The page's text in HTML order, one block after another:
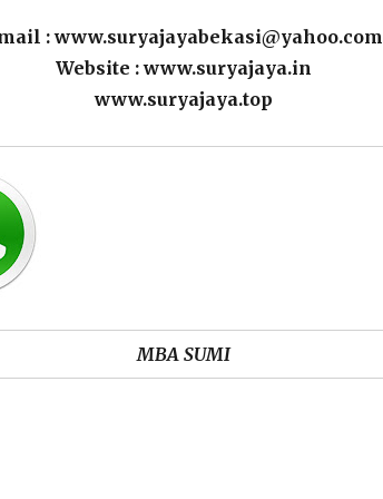
: www.suryajayabekasi@yahoo.com
Website : www.suryajaya.in
www.suryajaya.top
MBA SUMI